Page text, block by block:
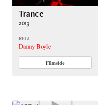
Trance
2013
REGI
Danny Boyle
Filmside